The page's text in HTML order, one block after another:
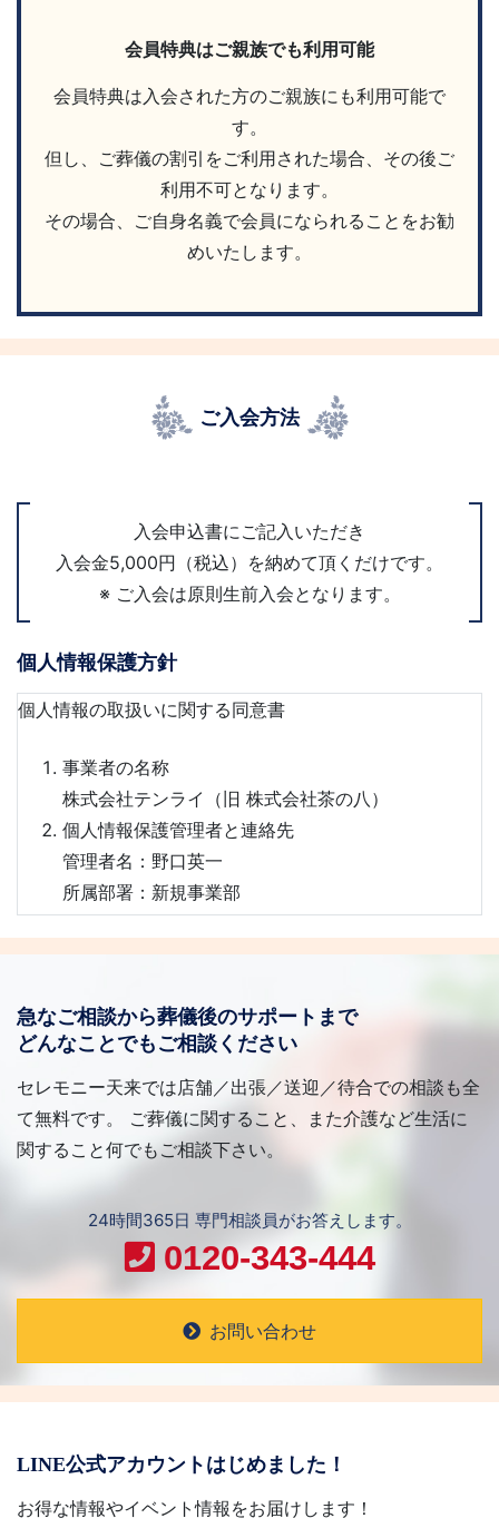
会員特典はご親族でも利用可能
会員特典は入会された方のご親族にも利用可能で
す。
但し、ご葬儀の割引をご利用された場合、その後ご
利用不可となります。
その場合、ご自身名義で会員になられることをお勧
めいたします。
ご入会方法
入会申込書にご記入いただき
入会金5,000円（税込）を納めて頂くだけです。
※ ご入会は原則生前入会となります。
個人情報保護方針
個人情報の取扱いに関する同意書
事業者の名称
株式会社テンライ（旧 株式会社茶の八）
個人情報保護管理者と連絡先
管理者名：野口英一
所属部署：新規事業部
連絡先：0120-343-444
個人情報の利用目的
ため、弊社において正当な事業遂行の範囲内で利用
いたします。具体的には以下の通りとなります。
〈1〉お客様からの各種お問い合わせの対応のため
〈2〉当社の提供するサービス、イベント、商品の
案内及び販売のため
個人情報の第三者への提供
ご希望のあるお客様には下記の業者に個人情報を弊
社以外の第三者に提供することがあります。
〈1〉相続手続のため弊社と業務提携している税理士
や司法書士等の専門家に葬儀申込者の氏名・住所・
連絡先・主な相談内容を電話または電子メールで提
〈2〉納骨や埋葬のため弊社と業務提携している墓
名・住所・連絡先・主な相談内容を電話または電子
急なご相談から葬儀後のサポートまで
どんなことでもご相談ください
セレモニー天来では店舗／出張／送迎／待合での相談も全
て無料です。 ご葬儀に関すること、また介護など生活に
関すること何でもご相談下さい。
24時間365日 専門相談員がお答えします。
0120-343-444
お問い合わせ
LINE公式アカウントはじめました！
お得な情報やイベント情報をお届けします！